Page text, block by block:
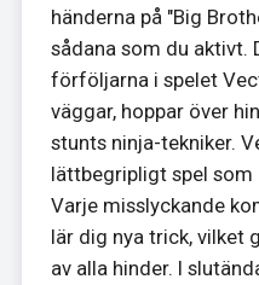
händerna på "Big
sådana som du aktivt.
förföljarna i spelet
väggar, hoppar över
stunts ninja-tekniker.
lättbegripligt spel som
Varje misslyckande
lär dig nya trick, vilket
av alla hinder. I